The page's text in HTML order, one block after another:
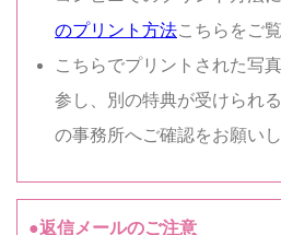
のプリント方法こちらをご
こちらでプリントされた写
参し、別の特典が受けられ
の事務所へご確認をお願いし
●返信メールのご注意